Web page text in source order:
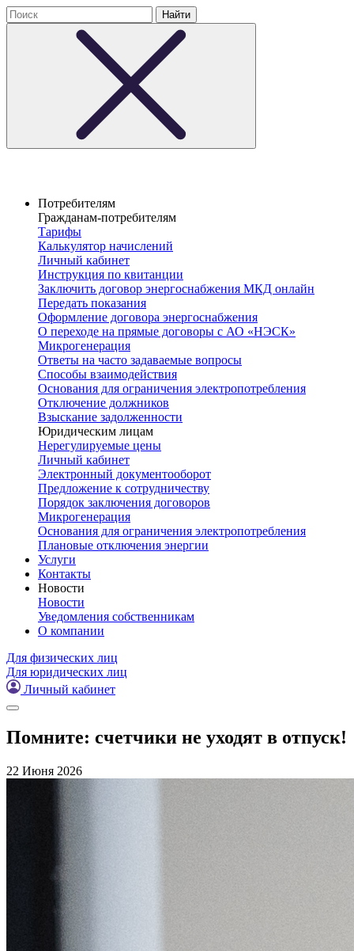
Потребителям
Гражданам-потребителям
Тарифы
Калькулятор начислений
Личный кабинет
Инструкция по квитанции
Заключить договор энергоснабжения МКД онлайн
Передать показания
Оформление договора энергоснабжения
О переходе на прямые договоры с АО «НЭСК»
Микрогенерация
Ответы на часто задаваемые вопросы
Способы взаимодействия
Основания для ограничения электропотребления
Отключение должников
Взыскание задолженности
Юридическим лицам
Нерегулируемые цены
Личный кабинет
Электронный документооборот
Предложение к сотрудничеству
Порядок заключения договоров
Микрогенерация
Основания для ограничения электропотребления
Плановые отключения энергии
Услуги
Контакты
Новости
Новости
Уведомления собственникам
О компании
Для физических лиц
Для юридических лиц
Личный кабинет
Помните: счетчики не уходят в отпуск!
22 Июня 2026